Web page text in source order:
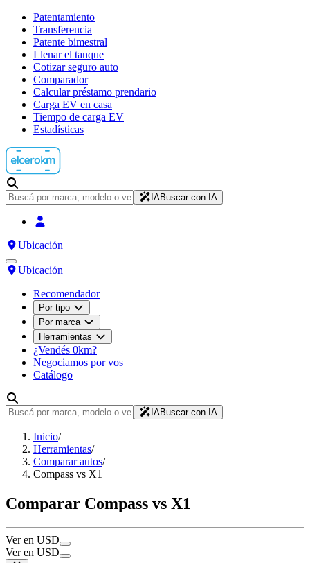
Patentamiento
Transferencia
Patente bimestral
Llenar el tanque
Cotizar seguro auto
Comparador
Calcular préstamo prendario
Carga EV en casa
Tiempo de carga EV
Estadísticas
IABuscar con IA
Ubicación
Ubicación
Recomendador
Por tipo
Por marca
Herramientas
¿Vendés 0km?
Negociamos por vos
Catálogo
IABuscar con IA
Inicio/
Herramientas/
Comparar autos/
Compass vs X1
Comparar Compass vs X1
Ver en USD
Ver en USD